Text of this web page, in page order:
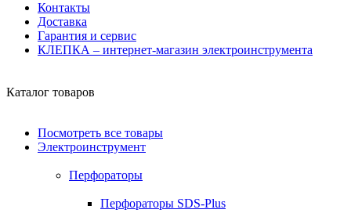
Контакты
Доставка
Гарантия и сервис
КЛЕПКА – интернет-магазин электроинструмента
Каталог товаров
Посмотреть все товары
Электроинструмент
Перфораторы
Перфораторы SDS-Plus